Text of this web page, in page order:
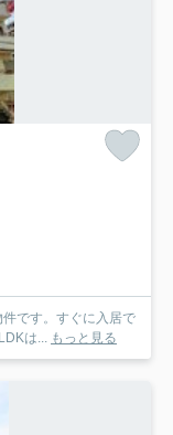
です。すぐに入居で
は...
もっと見る